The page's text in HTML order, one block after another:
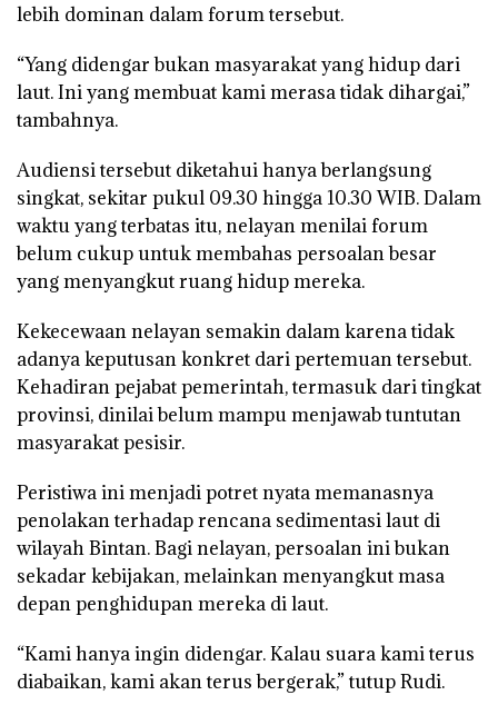
lebih dominan dalam forum tersebut.
“Yang didengar bukan masyarakat yang hidup dari
laut. Ini yang membuat kami merasa tidak dihargai,”
tambahnya.
Audiensi tersebut diketahui hanya berlangsung
singkat, sekitar pukul 09.30 hingga 10.30 WIB. Dalam
waktu yang terbatas itu, nelayan menilai forum
belum cukup untuk membahas persoalan besar
yang menyangkut ruang hidup mereka.
Kekecewaan nelayan semakin dalam karena tidak
adanya keputusan konkret dari pertemuan tersebut.
Kehadiran pejabat pemerintah, termasuk dari tingkat
provinsi, dinilai belum mampu menjawab tuntutan
masyarakat pesisir.
Peristiwa ini menjadi potret nyata memanasnya
penolakan terhadap rencana sedimentasi laut di
wilayah Bintan. Bagi nelayan, persoalan ini bukan
sekadar kebijakan, melainkan menyangkut masa
depan penghidupan mereka di laut.
“Kami hanya ingin didengar. Kalau suara kami terus
diabaikan, kami akan terus bergerak,” tutup Rudi.